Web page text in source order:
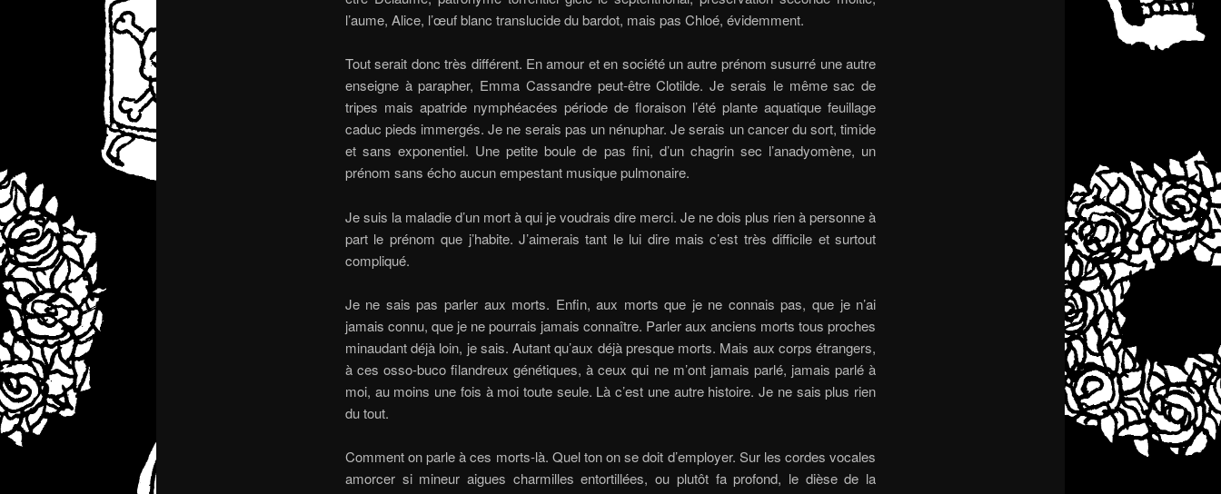
l’aume, Alice, l’œuf blanc translucide du bardot, mais pas Chloé, évidemment.
Tout serait donc très différent. En amour et en société un autre prénom susurré une autre
enseigne à parapher, Emma Cassandre peut-être Clotilde. Je serais le même sac de
tripes mais apatride nymphéacées période de floraison l’été plante aquatique feuillage
caduc pieds immergés. Je ne serais pas un nénuphar. Je serais un cancer du sort, timide
et sans exponentiel. Une petite boule de pas fini, d’un chagrin sec l’anadyomène, un
prénom sans écho aucun empestant musique pulmonaire.
Je suis la maladie d’un mort à qui je voudrais dire merci. Je ne dois plus rien à personne à
part le prénom que j’habite. J’aimerais tant le lui dire mais c’est très difficile et surtout
compliqué.
Je ne sais pas parler aux morts. Enfin, aux morts que je ne connais pas, que je n’ai
jamais connu, que je ne pourrais jamais connaître. Parler aux anciens morts tous proches
minaudant déjà loin, je sais. Autant qu’aux déjà presque morts. Mais aux corps étrangers,
à ces osso-buco filandreux génétiques, à ceux qui ne m’ont jamais parlé, jamais parlé à
moi, au moins une fois à moi toute seule. Là c’est une autre histoire. Je ne sais plus rien
du tout.
Comment on parle à ces morts-là. Quel ton on se doit d’employer. Sur les cordes vocales
amorcer si mineur aigues charmilles entortillées, ou plutôt fa profond, le dièse de la